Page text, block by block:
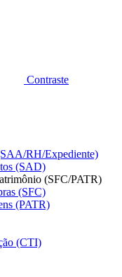
Contraste
RH/Expediente)
(SAD)
(SFC/PATR)
(SFC)
(PATR)
(CTI)